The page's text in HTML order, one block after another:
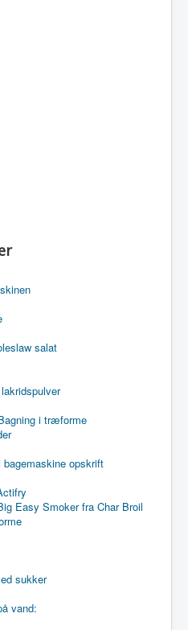
salat
i træforme
opskrift
Easy Smoker fra Char Broil
sukker
vand: